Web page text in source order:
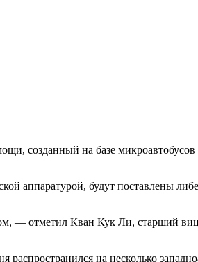
созданный на базе
аппаратурой, будут поставлены
— отметил Кван Кук Ли, старший
на несколько